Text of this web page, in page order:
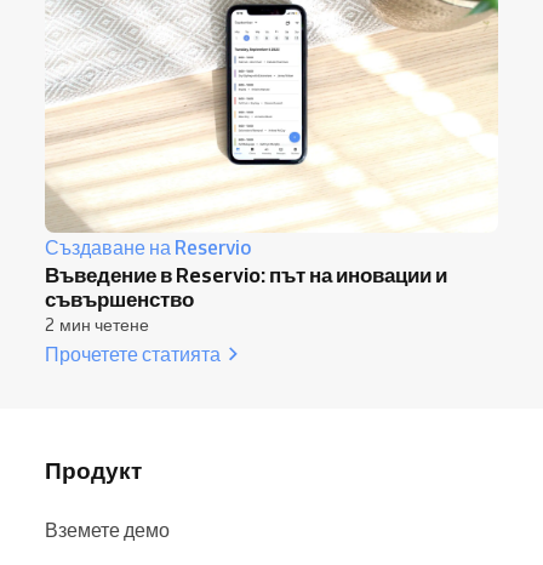
Създаване на Reservio
Въведение в Reservio: път на иновации и
съвършенство
2 мин четене
Прочетете статията
Продукт
Вземете демо